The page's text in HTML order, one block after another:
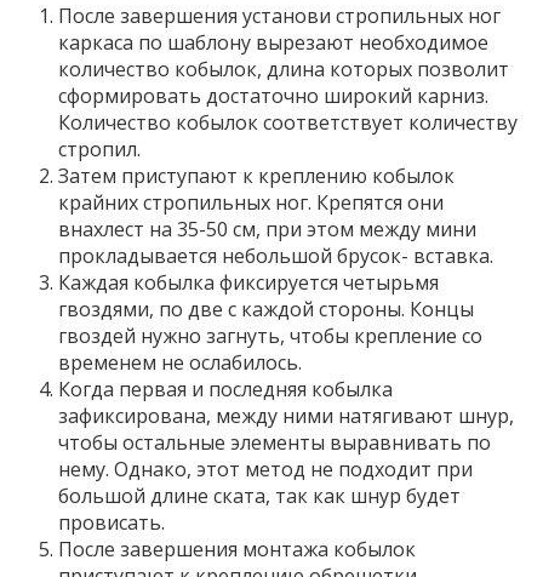
После завершения установи стропильных ног
каркаса по шаблону вырезают необходимое
количество кобылок, длина которых позволит
сформировать достаточно широкий карниз.
Количество кобылок соответствует количеству
стропил.
Затем приступают к креплению кобылок
крайних стропильных ног. Крепятся они
внахлест на 35-50 см, при этом между мини
прокладывается небольшой брусок- вставка.
Каждая кобылка фиксируется четырьмя
гвоздями, по две с каждой стороны. Концы
гвоздей нужно загнуть, чтобы крепление со
временем не ослабилось.
Когда первая и последняя кобылка
зафиксирована, между ними натягивают шнур,
чтобы остальные элементы выравнивать по
нему. Однако, этот метод не подходит при
большой длине ската, так как шнур будет
провисать.
После завершения монтажа кобылок